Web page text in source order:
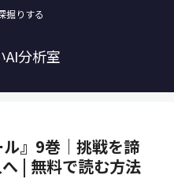
掘りする
AI分析室
ル』9巻｜挑戦を諦
| 無料で読む方法